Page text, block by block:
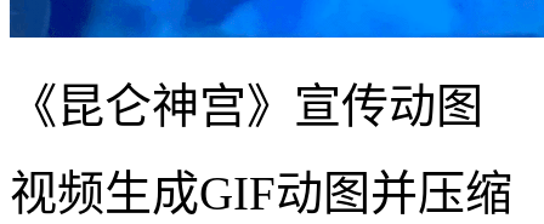
《昆仑神宫》宣传动图
视频生成GIF动图并压缩